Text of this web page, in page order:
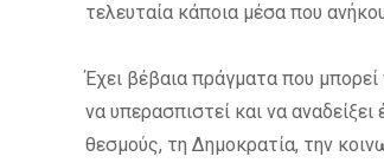
τελευταία κάποια μέσα που
Έχει βέβαια πράγματα που
να υπερασπιστεί και να
θεσμούς, τη Δημοκρατία, την